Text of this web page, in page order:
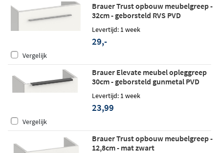
Brauer Trust opbouw meubelgreep -
32cm - geborsteld RVS PVD
Levertijd: 1 week
29,-
Vergelijk
Brauer Elevate meubel opleggreep
30cm - geborsteld gunmetal PVD
Levertijd: 1 week
23,99
Vergelijk
Brauer Trust opbouw meubelgreep -
12,8cm - mat zwart